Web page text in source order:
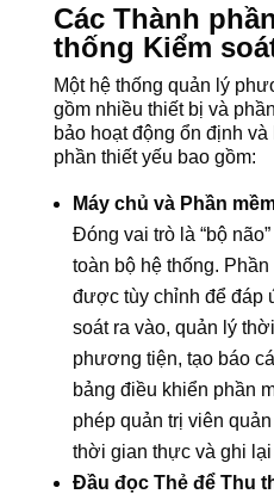
Các Thành
thống Kiểm
Một hệ thống quản lý
gồm nhiều thiết bị và
bảo hoạt động ổn định
phần thiết yếu bao gồm:
Máy chủ và Phần
Đóng vai trò là “bộ
toàn bộ hệ thống.
được tùy chỉnh để đáp
soát ra vào, quản lý
phương tiện, tạo báo
bảng điều khiển phần
phép quản trị viên
thời gian thực và ghi
Đầu đọc Thẻ để Thu